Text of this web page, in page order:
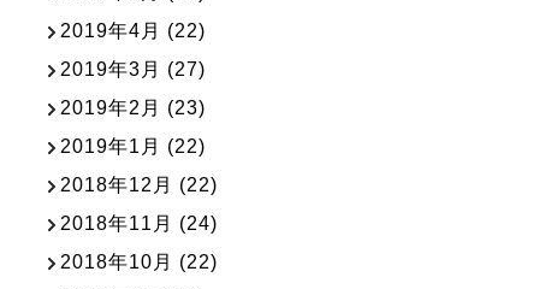
2019年4月 (22)
2019年3月 (27)
2019年2月 (23)
2019年1月 (22)
2018年12月 (22)
2018年11月 (24)
2018年10月 (22)